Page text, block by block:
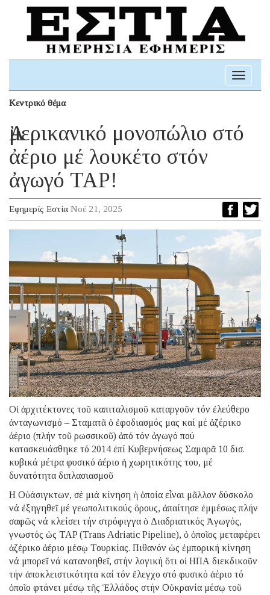
Toggle
Κεντρικό θέμα
Ἀμερικανικό μονοπώλιο στό
ἀέριο μέ λουκέτο στόν
ἀγωγό TAP!
Εφημερίς Εστία Νοέ 21, 2025
Οἱ ἀρχιτέκτονες τοῦ καπιταλισμοῦ καταργοῦν τόν ἐλεύθερο
ἀνταγωνισμό – Σταματᾶ ὁ ἐφοδιασμός μας καί μέ ἀζέρικο
ἀέριο (πλήν τοῦ ρωσσικοῦ) ἀπό τόν ἀγωγό πού
κατασκευάσθηκε τό 2014 ἐπί Κυβερνήσεως Σαμαρᾶ 10 δισ.
κυβικά μέτρα φυσικό ἀέριο ἡ χωρητικότης του, μέ
δυνατότητα διπλασιασμοῦ
Η Οὐάσιγκτων, σέ μιά κίνηση ἡ ὁποία εἶναι μᾶλλον δύσκολο
νά ἐξηγηθεῖ μέ γεωπολιτικούς ὅρους, ἀπαίτησε ἐμμέσως πλήν
σαφῶς νά κλείσει τήν στρόφιγγα ὁ Διαδριατικός Ἀγωγός,
γνωστός ὡς TAP (Trans Adriatic Pipeline), ὁ ὁποῖος μεταφέρει
ἀζέρικο ἀέριο μέσῳ Τουρκίας. Πιθανόν ὡς ἐμπορική κίνηση
νά μπορεῖ νά κατανοηθεῖ, στήν λογική ὅτι οἱ ΗΠΑ διεκδικοῦν
τήν ἀποκλειστικότητα καί τόν ἔλεγχο στό φυσικό ἀέριο τό
ὁποῖο φτάνει μέσῳ τῆς Ἑλλάδος στήν Οὐκρανία μέσῳ τοῦ